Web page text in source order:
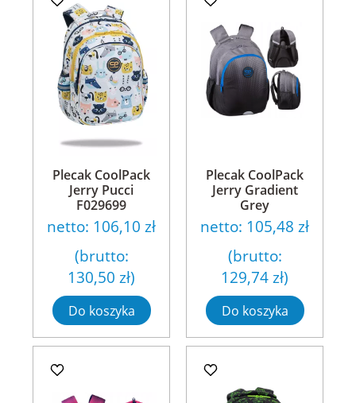
Plecak CoolPack
Jerry Pucci
F029699
netto: 106,10 zł
(brutto:
130,50 zł)
Do koszyka
Plecak CoolPack
Jerry Gradient
Grey
netto: 105,48 zł
(brutto:
129,74 zł)
Do koszyka